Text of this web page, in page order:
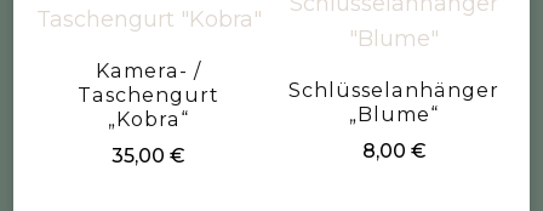
Kamera- /
Taschengurt
„Kobra“
35,00€
Schlüsselanhänger
„Blume“
8,00 €